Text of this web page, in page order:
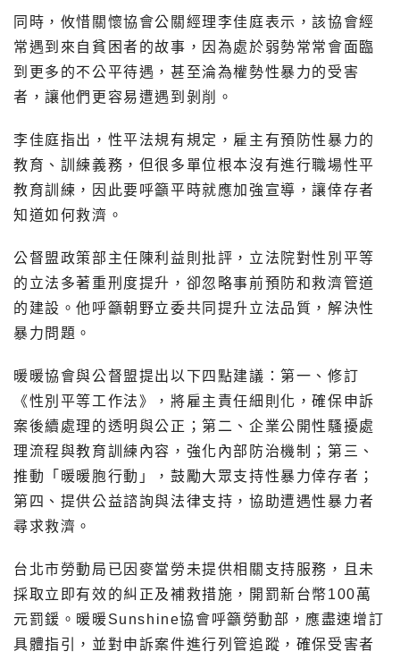
同時，攸惜關懷協會公關經理李佳庭表示，該協會經
常遇到來自貧困者的故事，因為處於弱勢常常會面臨
到更多的不公平待遇，甚至淪為權勢性暴力的受害
者，讓他們更容易遭遇到剝削。
李佳庭指出，性平法規有規定，雇主有預防性暴力的
教育、訓練義務，但很多單位根本沒有進行職場性平
教育訓練，因此要呼籲平時就應加強宣導，讓倖存者
知道如何救濟。
公督盟政策部主任陳利益則批評，立法院對性別平等
的立法多著重刑度提升，卻忽略事前預防和救濟管道
的建設。他呼籲朝野立委共同提升立法品質，解決性
暴力問題。
暖暖協會與公督盟提出以下四點建議：第一、修訂
《性別平等工作法》，將雇主責任細則化，確保申訴
案後續處理的透明與公正；第二、企業公開性騷擾處
理流程與教育訓練內容，強化內部防治機制；第三、
推動「暖暖胞行動」，鼓勵大眾支持性暴力倖存者；
第四、提供公益諮詢與法律支持，協助遭遇性暴力者
尋求救濟。
台北市勞動局已因麥當勞未提供相關支持服務，且未
採取立即有效的糾正及補救措施，開罰新台幣100萬
元罰鍰。暖暖Sunshine協會呼籲勞動部，應盡速增訂
具體指引，並對申訴案件進行列管追蹤，確保受害者